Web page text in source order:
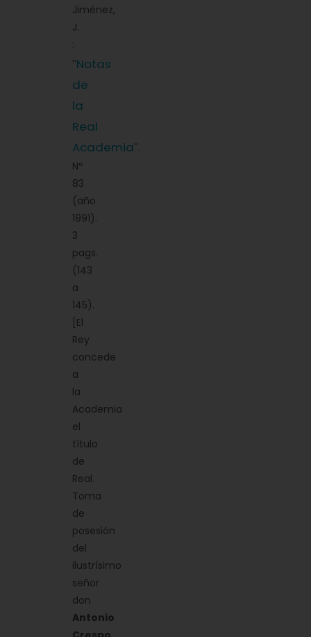
Jiménez,
J.
:
''Notas
de
la
Real
Academia''.
Nº
83
(año
1991).
3
pags.
(143
a
145).
[El
Rey
concede
a
la
Academia
el
título
de
Real.
Toma
de
posesión
del
ilustrísimo
señor
don
Antonio